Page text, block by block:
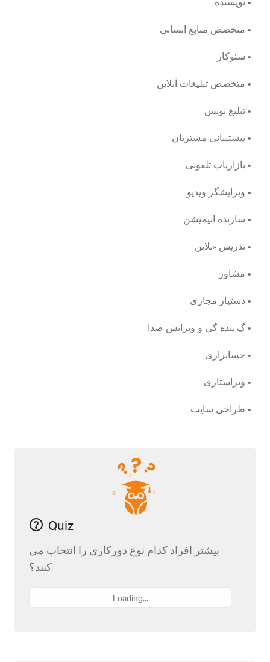
• متخصص منابع انسانی
• سئوکار
• متخصص تبلیغات آنلاین
• تبلیغ نویس
• پیشتیبانی مشتریان
• بازاریاب تلفونی
• ویرایشگر ویدیو
• سازنده انیمیشن
• تدریس «نلاین
• مشاور
• دستیار مجازی
• گ.ینده گی و ویرایش صدا
• حسابراری
• ویراستاری
• طراحی سایت
Quiz
بیشتر افراد کدام نوع دورکاری را انتخاب می
کنند؟
Loading...